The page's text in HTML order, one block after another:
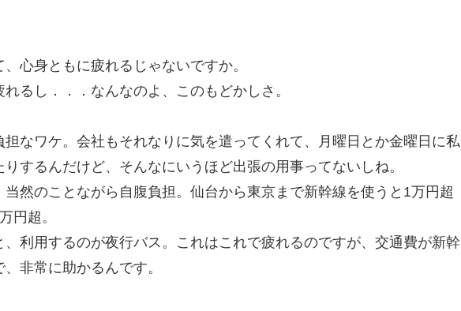
心身ともに疲れるじゃないですか。
るし．．．なんなのよ、このもどかしさ。
なワケ。会社もそれなりに気を遣ってくれて、月曜日とか金曜日に私
するんだけど、そんなにいうほど出張の用事ってないしね。
然のことながら自腹負担。仙台から東京まで新幹線を使うと1万円超
円超。
利用するのが夜行バス。これはこれで疲れるのですが、交通費が新幹
非常に助かるんです。